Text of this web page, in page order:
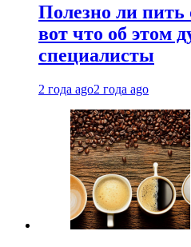
Полезно ли пить
вот что об этом
специалисты
2 года ago2 года ago